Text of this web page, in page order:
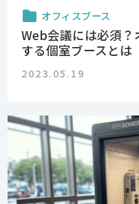
オフィスブース
Web会議には必須
する個室ブースとは
2023.05.19